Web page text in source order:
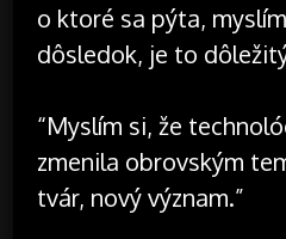
o ktoré sa pýta,
dôsledok, je to
“Myslím si, že
zmenila obrovským
tvár, nový význam.”